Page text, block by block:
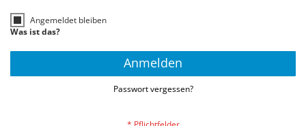
Angemeldet bleiben
Was ist das?
Anmelden
Passwort vergessen?